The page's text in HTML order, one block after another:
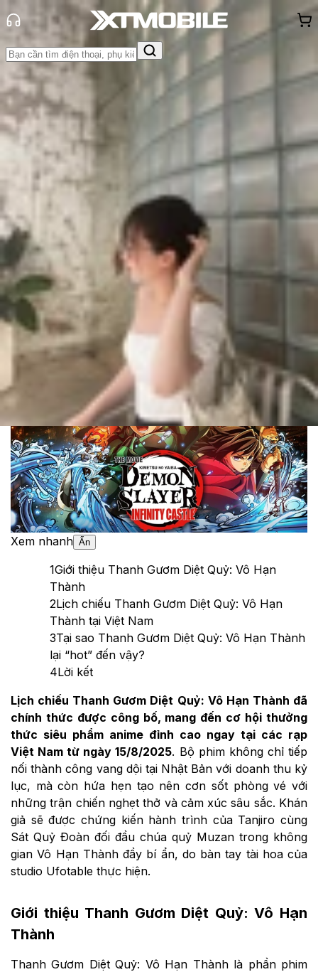
Trang chủ
Tin tức
App - Game
Tin Mới
Đánh Giá - Trên Tay
Khuyến
Thủ thuật Thông báoKhách
hàng - Sự kiện
Lịch chiếu Thanh Gươm Diệt Quỷ:
Vô Hạn Thành - Demon Slayer
2025
Triệu Vy
Ngày đăng: 14/08/2025
Cập nhật:14/08/2025
Theo dõi XTMobile trên
Xem nhanh Ẩn
1Giới thiệu Thanh Gươm Diệt Quỷ: Vô Hạn
Thành
2Lịch chiếu Thanh Gươm Diệt Quỷ: Vô Hạn
Thành tại Việt Nam
3Tại sao Thanh Gươm Diệt Quỷ: Vô Hạn Thành
lại “hot” đến vậy?
4Lời kết
Lịch chiếu Thanh Gươm Diệt Quỷ: Vô Hạn Thành đã
chính thức được công bố, mang đến cơ hội thưởng
thức siêu phẩm anime đỉnh cao ngay tại các rạp
Việt Nam từ ngày 15/8/2025. Bộ phim không chỉ tiếp
nối thành công vang dội tại Nhật Bản với doanh thu kỷ
lục, mà còn hứa hẹn tạo nên cơn sốt phòng vé với
những trận chiến nghẹt thở và cảm xúc sâu sắc. Khán
giả sẽ được chứng kiến hành trình của Tanjiro cùng
Sát Quỷ Đoàn đối đầu chúa quỷ Muzan trong không
gian Vô Hạn Thành đầy bí ẩn, do bàn tay tài hoa của
studio Ufotable thực hiện.
Giới thiệu Thanh Gươm Diệt Quỷ: Vô Hạn
Thành
Thanh Gươm Diệt Quỷ: Vô Hạn Thành là phần phim